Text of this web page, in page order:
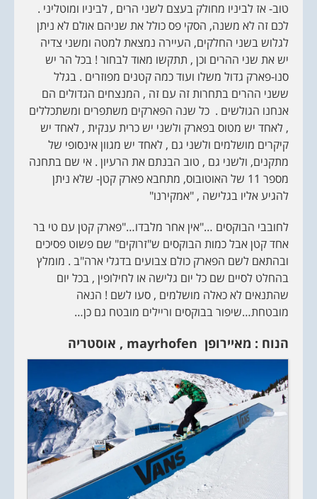
טוב- אז לביניו מחולק בעצם לשני הרים , לביניו ומוטליני .
לכם זה לא משנה, הסקי פס כולל את שניהם אולם לא ניתן
לגלוש בשני החלקים, העיירה נמצאת למטה ומשני צדיה
יש את שני ההרים וכן , תתקשו מאוד לבחור ! בכל הר יש
סנו-פארק גדול משלו ועוד כמה קטנים מפוזרים . בגלל
ששני ההרים בתחרות זה עם זה , המנצחים הגדולים הם
אנחנו הגולשים . כל שנה הפארקים משתפרים ומשתכללים
, לאחד יש מטוס בפארק ולשני יש כרית ענקית , לאחד יש
קיקרים מושלמים ולשני גם , לאחד יש מגוון אינסופי של
מתקנים, ולשני גם , טוב הבנתם את הרעיון . אי שם בתחנה
מספר 11 של האוטובוס, מתחבא פארק קטן- שלא ניתן
להגיע אליו בגלישה , "אמקירנו"
לחובבי הבוקסים …"אין אחר מלבדו…"פארק קטן עם טי בר
אחד קטן אבל כמות הבוקסים ש"זרוקים" שם פשוט פסיכים
ובהתאם לשם הפארק כולם צבועים בדגלי ארה"ב . מומלץ
בהחלט לסיים שם כל יום גלישה או לחילופין , בכל יום
שהתנאים לא כאלה מושלמים , סעו לשם ! הנאה
מובטחת…שיפור בבוקסים וריילים מובטח גם כן…
הנוח : מאיירופן mayrhofen , אוסטריה